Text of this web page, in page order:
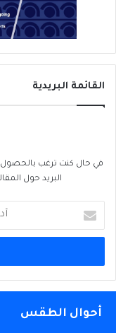
القائمة البريدية
في حال كنت ترغب بالحصول
البريد حول
بريدك
الإلكتروني
أحوال الطقس